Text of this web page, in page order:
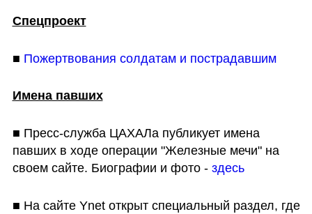
Спецпроект
■ Пожертвования солдатам и пострадавшим
Имена павших
■ Пресс-служба ЦАХАЛа публикует имена
павших в ходе операции "Железные мечи" на
своем сайте. Биографии и фото - здесь
■ На сайте Ynet открыт специальный раздел, где